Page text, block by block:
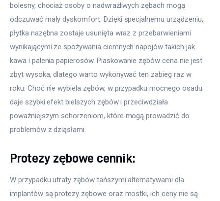
bolesny, chociaż osoby o nadwrażliwych zębach mogą
odczuwać mały dyskomfort. Dzięki specjalnemu urządzeniu,
płytka nazębna zostaje usunięta wraz z przebarwieniami
wynikającymi ze spożywania ciemnych napojów takich jak
kawa i palenia papierosów. Piaskowanie zębów cena nie jest
zbyt wysoka, dlatego warto wykonywać ten zabieg raz w
roku. Choć nie wybiela zębów, w przypadku mocnego osadu
daje szybki efekt bielszych zębów i przeciwdziała
poważniejszym schorzeniom, które mogą prowadzić do
problemów z dziąsłami.
Protezy zębowe cennik:
W przypadku utraty zębów tańszymi alternatywami dla
implantów są protezy zębowe oraz mostki, ich ceny nie są